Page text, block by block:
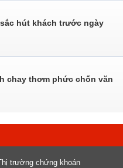
hút khách trước ngày
chay thơm phức chốn văn
trường chứng khoán